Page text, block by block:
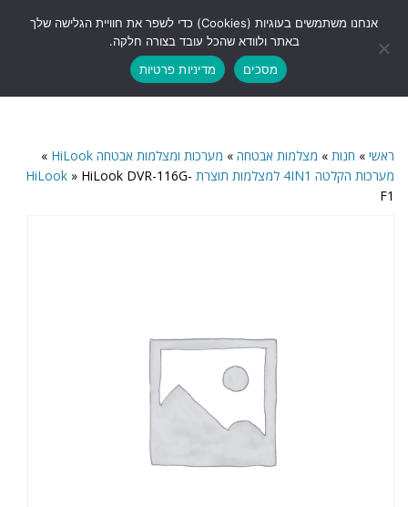
תפריט
ראשי » חנות » מצלמות אבטחה » מערכות ומצלמות אבטחה HiLook
»
מערכות הקלטה 4IN1 למצלמות תוצרת HiLook
» HiLook DVR-116G-
F1
אנחנו משתמשים בעוגיות (Cookies) כדי לשפר את חוויית הגלישה שלך
באתר ולוודא שהכל עובד בצורה חלקה.
מסכים
מדיניות פרטיות